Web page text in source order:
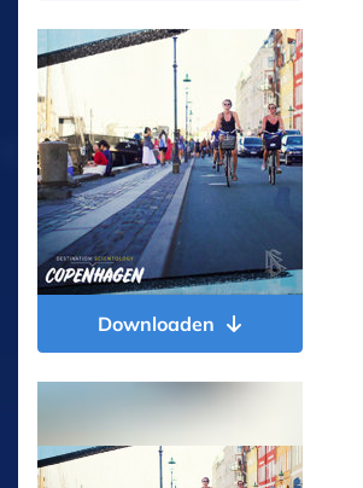
Downloaden